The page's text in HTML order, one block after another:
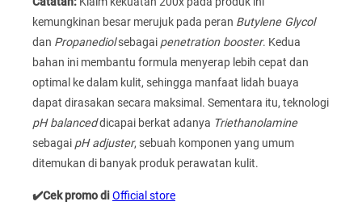
kemungkinan besar merujuk pada peran Butylene Glycol
dan Propanediolsebagai penetration booster. Kedua
bahan ini membantu formula menyerap lebih cepat dan
optimal ke dalam kulit, sehingga manfaat lidah buaya
dapat dirasakan secara maksimal. Sementara itu, teknologi
pH balanceddicapai berkat adanya Triethanolamine
sebagai pH adjuster, sebuah komponen yang umum
ditemukan di banyak produk perawatan kulit.
✔️Cek promo di Official store